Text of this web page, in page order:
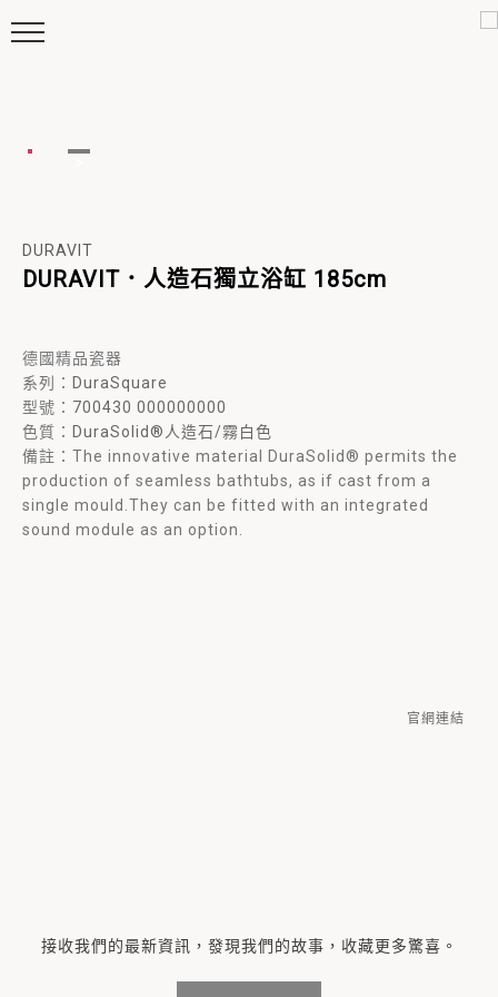
DURAVIT
DURAVIT．人造石獨立浴缸 185cm
德國精品瓷器
系列： DuraSquare
型號： 700430 000000000
色質： DuraSolid®人造石/霧白色
備註：The innovative material DuraSolid® permits the
production of seamless bathtubs, as if cast from a
single mould.They can be fitted with an integrated
sound module as an option.
官網連結
接收我們的最新資訊，發現我們的故事，收藏更多驚喜。